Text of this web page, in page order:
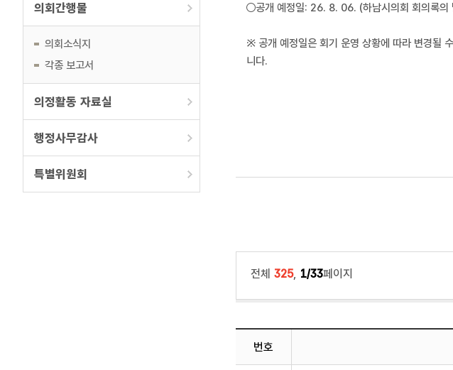
의회간행물
의회소식지
각종 보고서
의정활동 자료실
행정사무감사
특별위원회
○공개 예정일: 26. 8. 06. (하남시의회 회의록의
※ 공개 예정일은 회기 운영 상황에 따라 변경될
니다.
전체 325, 1/33페이지
번호